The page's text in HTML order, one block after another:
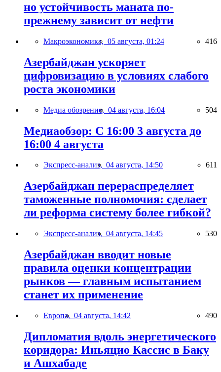
но устойчивость маната по-
прежнему зависит от нефти
Макроэкономика, 05 августа, 01:24 416
Азербайджан ускоряет
цифровизацию в условиях слабого
роста экономики
Медиа обозрение, 04 августа, 16:04 504
Медиаобзор: С 16:00 3 августа до
16:00 4 августа
Экспресс-анализ, 04 августа, 14:50 611
Азербайджан перераспределяет
таможенные полномочия: сделает
ли реформа систему более гибкой?
Экспресс-анализ, 04 августа, 14:45 530
Азербайджан вводит новые
правила оценки концентрации
рынков — главным испытанием
станет их применение
Европа, 04 августа, 14:42 490
Дипломатия вдоль энергетического
коридора: Иньяцио Кассис в Баку
и Ашхабаде